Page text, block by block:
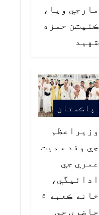
مارجي ويا،
ڪئپٽن حمزه
شهيد
پاڪستان
وزيراعظم
جي وفد سميت
عمري جي
ادائيگي،
خانه ڪعبه ۾
حاضري جي